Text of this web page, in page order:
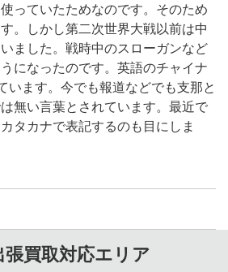
っていたためなのです。そのため
。しかし第二次世界大戦以前は中
ました。戦時中のスローガンなど
になったのです。英語のチャイナ
います。今でも報道などでも支那と
無い言葉とされています。最近で
タカナで表記するのも目にしま
張買取対応エリア